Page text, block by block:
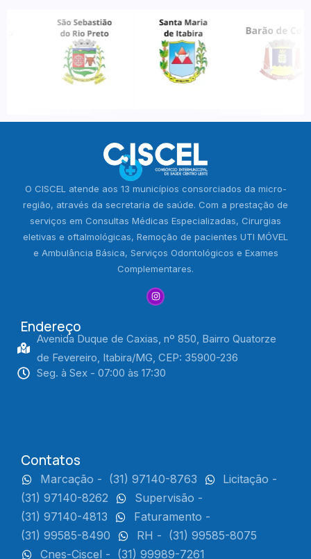
O CISCEL atende aos 13 municípios consorciados da micro-
região, através da secretaria de saúde. Com a prestação de
serviços em Consultas Médicas Especializadas, Cirurgias
eletivas e oftalmológicas, Remoção de pacientes UTI MÓVEL
e Ambulância Básica, Serviços Odontológicos e Exames
Complementares.
Endereço
Avenida Duque de Caxias, nº 850, Bairro Quatorze
de Fevereiro, Itabira/MG, CEP: 35900-236
Seg. à Sex - 07:00 às 17:30
Contatos
Marcação - (31) 97140-8763
Licitação -
(31) 97140-8262
Supervisão -
(31) 97140-4813
Faturamento -
(31) 99585-8490
RH - (31) 99585-8075
Cnes-Ciscel - (31) 99989-7261